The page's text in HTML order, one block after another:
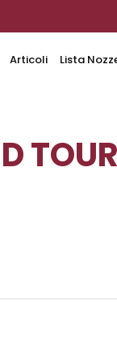
Articoli Lista